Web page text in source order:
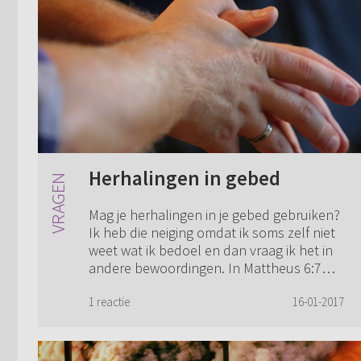
Herhalingen in gebed
Mag je herhalingen in je gebed gebruiken?
Ik heb die neiging omdat ik soms zelf niet
weet wat ik bedoel en dan vraag ik het in
andere bewoordingen. In Mattheus 6:7
1 reactie 16-01-2017